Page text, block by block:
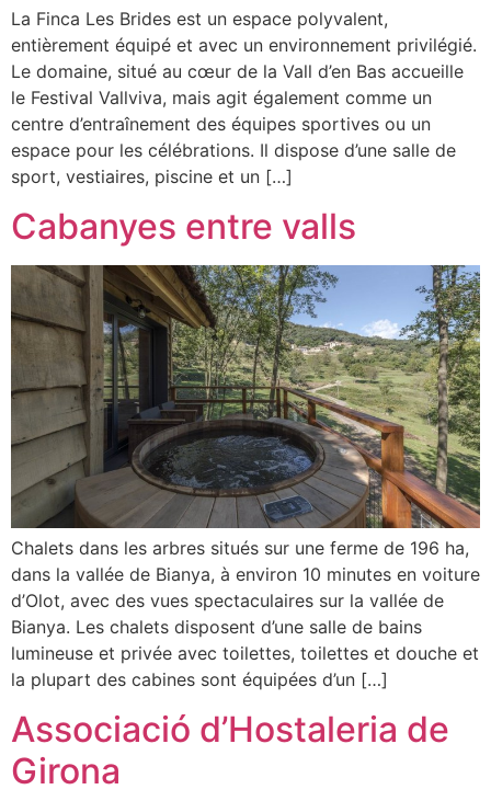
La Finca Les Brides est un espace polyvalent,
entièrement équipé et avec un environnement privilégié.
Le domaine, situé au cœur de la Vall d’en Bas accueille
le Festival Vallviva, mais agit également comme un
centre d’entraînement des équipes sportives ou un
espace pour les célébrations. Il dispose d’une salle de
sport, vestiaires, piscine et un […]
Cabanyes entre valls
Chalets dans les arbres situés sur une ferme de 196 ha,
dans la vallée de Bianya, à environ 10 minutes en voiture
d’Olot, avec des vues spectaculaires sur la vallée de
Bianya. Les chalets disposent d’une salle de bains
lumineuse et privée avec toilettes, toilettes et douche et
la plupart des cabines sont équipées d’un […]
Associació d’Hostaleria de
Girona